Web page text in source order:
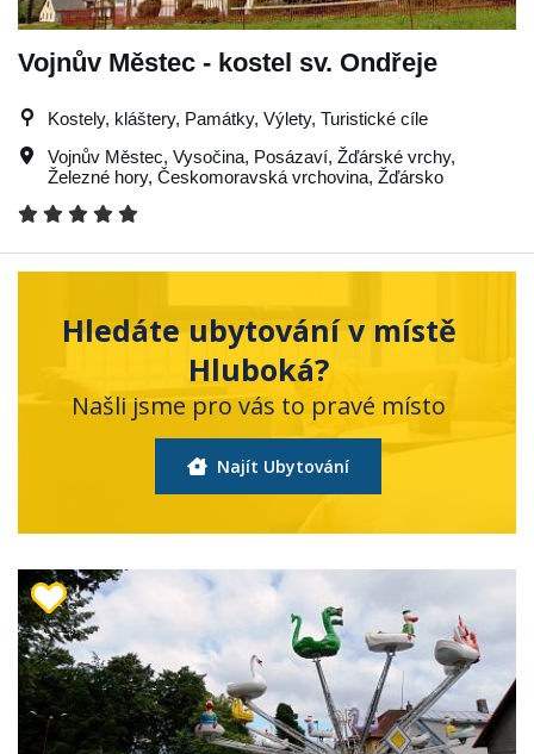
Vojnův Městec - kostel sv. Ondřeje
Kostely, kláštery, Památky, Výlety, Turistické cíle
Vojnův Městec, Vysočina, Posázaví, Žďárské vrchy,
Železné hory, Českomoravská vrchovina, Žďársko
Hledáte ubytování v místě
Hluboká?
Našli jsme pro vás to pravé místo
Najít Ubytování